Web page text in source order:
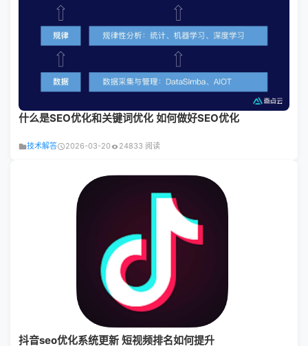
什么是SEO优化和关键词优化 如何做好SEO优化
技术解答 2026-03-20 24833 阅读
抖音seo优化系统更新 短视频排名如何提升